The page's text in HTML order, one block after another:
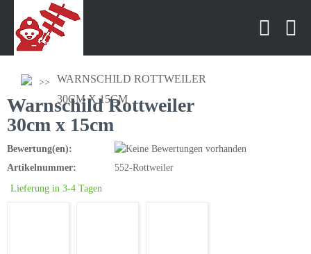
WARNSCHILD ROTTWEILER
30CM X 15CM
Warnschild Rottweiler
30cm x 15cm
Bewertung(en):
Artikelnummer:
552-Rottweiler
Lieferung in 3-4 Tagen